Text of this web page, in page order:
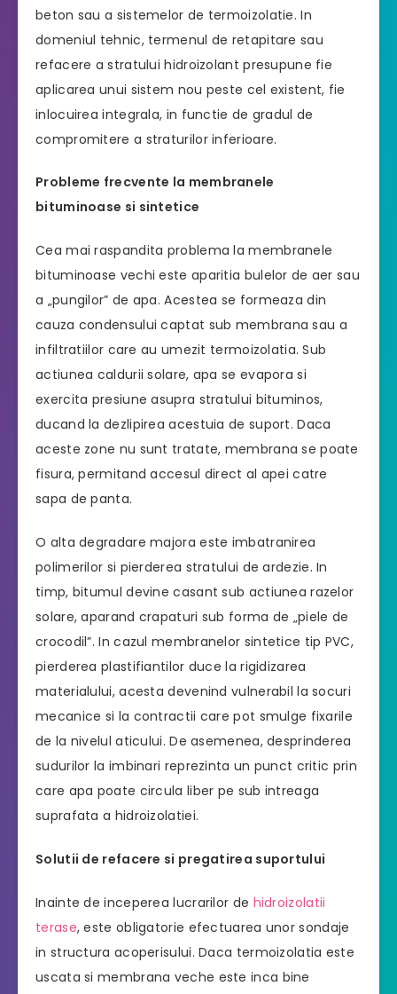
beton sau a sistemelor de termoizolatie. In
domeniul tehnic, termenul de retapitare sau
refacere a stratului hidroizolant presupune fie
aplicarea unui sistem nou peste cel existent, fie
inlocuirea integrala, in functie de gradul de
compromitere a straturilor inferioare.
Probleme frecvente la membranele
bituminoase si sintetice
Cea mai raspandita problema la membranele
bituminoase vechi este aparitia bulelor de aer sau
a „pungilor” de apa. Acestea se formeaza din
cauza condensului captat sub membrana sau a
infiltratiilor care au umezit termoizolatia. Sub
actiunea caldurii solare, apa se evapora si
exercita presiune asupra stratului bituminos,
ducand la dezlipirea acestuia de suport. Daca
aceste zone nu sunt tratate, membrana se poate
fisura, permitand accesul direct al apei catre
sapa de panta.
O alta degradare majora este imbatranirea
polimerilor si pierderea stratului de ardezie. In
timp, bitumul devine casant sub actiunea razelor
solare, aparand crapaturi sub forma de „piele de
crocodil”. In cazul membranelor sintetice tip PVC,
pierderea plastifiantilor duce la rigidizarea
materialului, acesta devenind vulnerabil la socuri
mecanice si la contractii care pot smulge fixarile
de la nivelul aticului. De asemenea, desprinderea
sudurilor la imbinari reprezinta un punct critic prin
care apa poate circula liber pe sub intreaga
suprafata a hidroizolatiei.
Solutii de refacere si pregatirea suportului
Inainte de inceperea lucrarilor de hidroizolatii
terase, este obligatorie efectuarea unor sondaje
in structura acoperisului. Daca termoizolatia este
uscata si membrana veche este inca bine